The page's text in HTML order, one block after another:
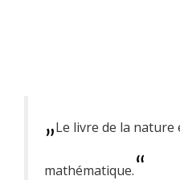
Le livre de la
mathématique.